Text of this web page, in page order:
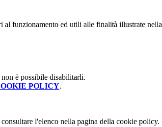
al funzionamento ed utili alle finalità illustrate nella
è possibile disabilitarli.
POLICY.
l'elenco nella pagina della cookie policy.